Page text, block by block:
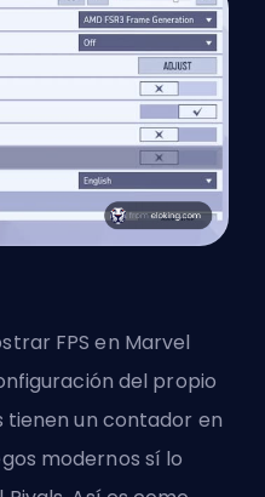
FPS en Marvel
del propio
tienen un contador en
modernos sí lo